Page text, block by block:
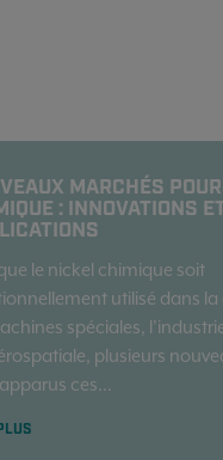
MARCHÉS
: INNOVATIONS
le nickel chimique soit
utilisé dans
spéciales,
plusieurs
ces...